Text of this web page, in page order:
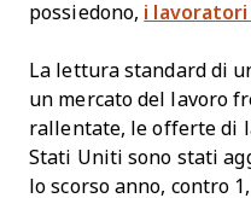
possiedono, i lavoratori
La lettura standard di
un mercato del lavoro
rallentate, le offerte di
Stati Uniti sono stati
lo scorso anno, contro